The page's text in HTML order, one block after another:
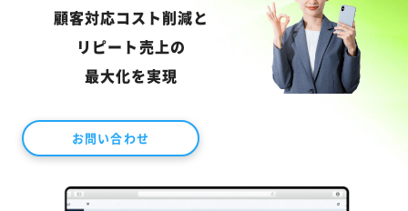
顧客対応コスト削減と
リピート売上の
最大化を実現
お問い合わせ